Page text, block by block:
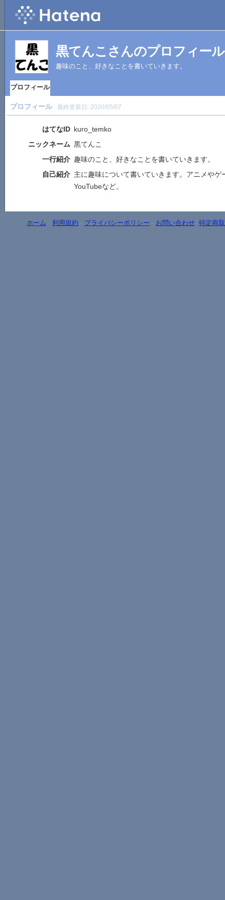
黒てんこさんのプロフィール
趣味のこと、好きなことを書いていきます。
プロフィール
プロフィール 最終更新日: 2020/05/07
はてなID kuro_temko
ニックネーム 黒てんこ
一行紹介 趣味のこと、好きなことを書いていきます。
自己紹介 主に趣味について書いていきます。アニメや
YouTubeなど。
ホーム - 利用規約 - プライバシーポリシー - お問い合わせ- 特定商